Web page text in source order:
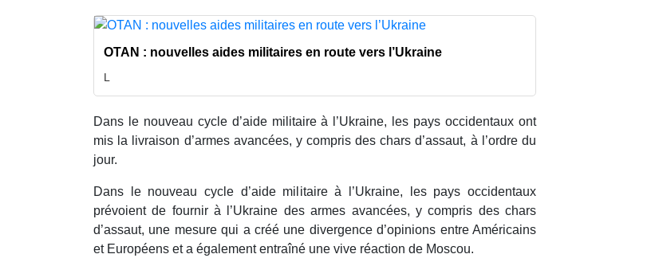
OTAN : nouvelles aides militaires en route vers l’Ukraine
L
Dans le nouveau cycle d’aide militaire à l’Ukraine, les pays occidentaux ont
mis la livraison d’armes avancées, y compris des chars d’assaut, à l’ordre du
jour.
Dans le nouveau cycle d’aide militaire à l’Ukraine, les pays occidentaux
prévoient de fournir à l’Ukraine des armes avancées, y compris des chars
d’assaut, une mesure qui a créé une divergence d’opinions entre Américains
et Européens et a également entraîné une vive réaction de Moscou.